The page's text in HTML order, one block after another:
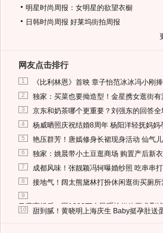
明星时尚周报：女明星的欲望衣橱
日韩时尚周报 好莱坞街拍周报
网友点击排行
1 《比利林恩》首映 章子怡范冰冰冯小刚
2 独家：买菜也要拗造型！金星携女逛街有
3 京东和奶茶哪个更重要？刘强东的回答全
4 杨威晒照庆祝结婚8周年 杨阳洋轻抚妈妈
5 艳压群芳！唐嫣修身长裙现身活动 仙气
6 独家：姚晨带小土豆逛商场 购置产后新衣
7 成都风味！张靓颖冯轲曝婚纱照 吃串串
8 接地气！阔太熊黛林打扮休闲逛街买厕所
9
马蓉离婚后，砸1000万人民币给媒体要求删
10 甜到腻！黄晓明上海庆生 Baby挺孕肚送